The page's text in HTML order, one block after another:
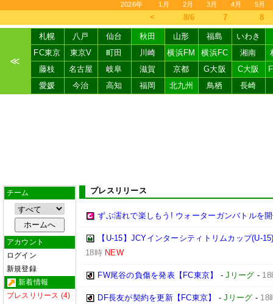
2026年 1月 2月 3月 4月 5月
＜ 8/6 7 8
≪
札幌 八戸 仙台 秋田 山形 福島
いわき
FC東京
東京V 町田 川崎 横浜FM 横浜FC 湘南
藤枝
名古屋 岐阜 滋賀 京都 G大阪 C大阪
愛媛
今治 高知 福岡 北九州 鳥栖 長崎
チーム
アカウント
ログイン
新規登録
新着情報
プレスリリース (4)
プレスリリース
ずぶ濡れで楽しもう! ウォーターガンバトルを
【U-15】JCYインターシティトリムカップ(U-
18時 NEW
FW尾谷の負傷を発表【FC東京】 -Jリーグ - 18
DF長友が契約を更新【FC東京】 -Jリーグ - 18